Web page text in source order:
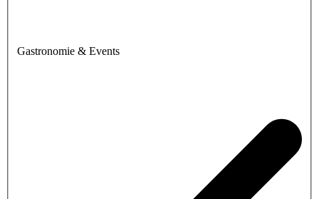
Gastronomie & Events